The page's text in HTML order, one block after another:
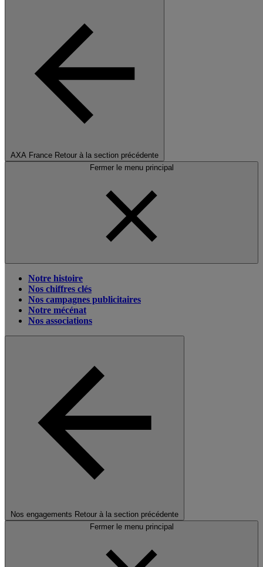
AXA France Retour à la section précédente
Fermer le menu principal
Notre histoire
Nos chiffres clés
Nos campagnes publicitaires
Notre mécénat
Nos associations
Nos engagements Retour à la section précédente
Fermer le menu principal